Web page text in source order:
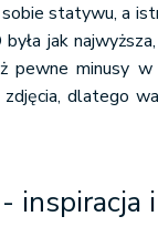
statywu, a
jak
pewne minusy w
zdjęcia, dlatego
inspiracja